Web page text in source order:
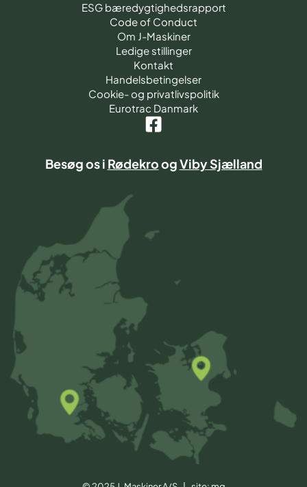
ESG bæredygtighedsrapport
Code of Conduct
Om J-Maskiner
Ledige stillinger
Kontakt
Handelsbetingelser
Cookie- og privatlivspolitik
Eurotrac Danmark
Besøg os i RødekroogViby Sjælland